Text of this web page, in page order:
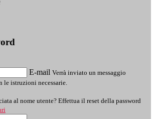
E-mail Verrà inviato un messaggio
istruzioni necessarie.
al nome utente? Effettua il reset della password